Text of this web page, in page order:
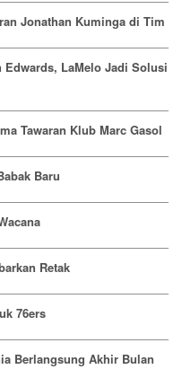
Jonathan Kuminga di Tim
LaMelo Jadi Solusi
Tawaran Klub Marc Gasol
Baru
Retak
76ers
Berlangsung Akhir Bulan